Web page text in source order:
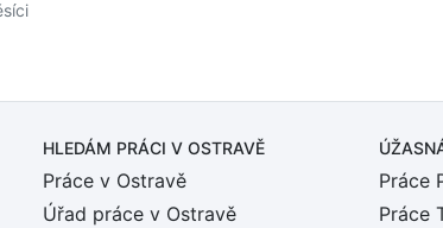
HLEDÁM PRÁCI V OSTRAVĚ
Práce v Ostravě
Úřad práce v Ostravě
Práce
Práce